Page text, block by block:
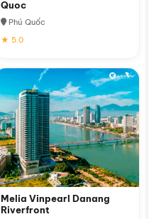
Quoc
Phú Quốc
★ 5.0
Melia Vinpearl Danang
Riverfront